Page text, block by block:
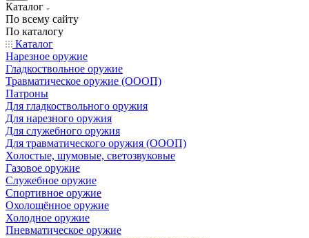
Каталог
По всему сайту
По каталогу
Каталог
Нарезное оружие
Гладкоствольное оружие
Травматическое оружие (ОООП)
Патроны
Для гладкоствольного оружия
Для нарезного оружия
Для служебного оружия
Для травматического оружия (ОООП)
Холостые, шумовые, светозвуковые
Газовое оружие
Служебное оружие
Спортивное оружие
Охолощённое оружие
Холодное оружие
Пневматическое оружие